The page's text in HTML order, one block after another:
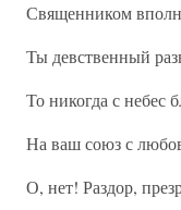
Священником
Ты девственный
То никогда с небес
На ваш союз с
О, нет! Раздор,